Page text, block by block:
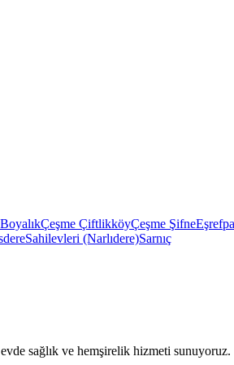
Çeşme ÇiftlikköyÇeşme Şifne
Sahilevleri (Narlıdere)Sarnıç
sağlık ve hemşirelik hizmeti sunuyoruz.